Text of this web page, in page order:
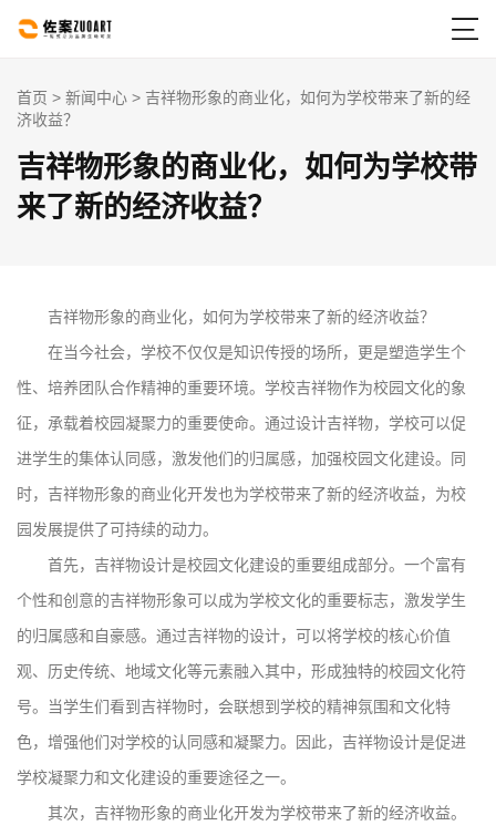

首页 > 新闻中心 > 吉祥物形象的商业化，如何为学校带来了新的经
济收益？
吉祥物形象的商业化，如何为学校带
来了新的经济收益？
吉祥物形象的商业化，如何为学校带来了新的经济收益？
在当今社会，学校不仅仅是知识传授的场所，更是塑造学生个
性、培养团队合作精神的重要环境。学校吉祥物作为校园文化的象
征，承载着校园凝聚力的重要使命。通过设计吉祥物，学校可以促
进学生的集体认同感，激发他们的归属感，加强校园文化建设。同
时，吉祥物形象的商业化开发也为学校带来了新的经济收益，为校
园发展提供了可持续的动力。
首先，吉祥物设计是校园文化建设的重要组成部分。一个富有
个性和创意的吉祥物形象可以成为学校文化的重要标志，激发学生
的归属感和自豪感。通过吉祥物的设计，可以将学校的核心价值
观、历史传统、地域文化等元素融入其中，形成独特的校园文化符
号。当学生们看到吉祥物时，会联想到学校的精神氛围和文化特
色，增强他们对学校的认同感和凝聚力。因此，吉祥物设计是促进
学校凝聚力和文化建设的重要途径之一。
其次，吉祥物形象的商业化开发为学校带来了新的经济收益。